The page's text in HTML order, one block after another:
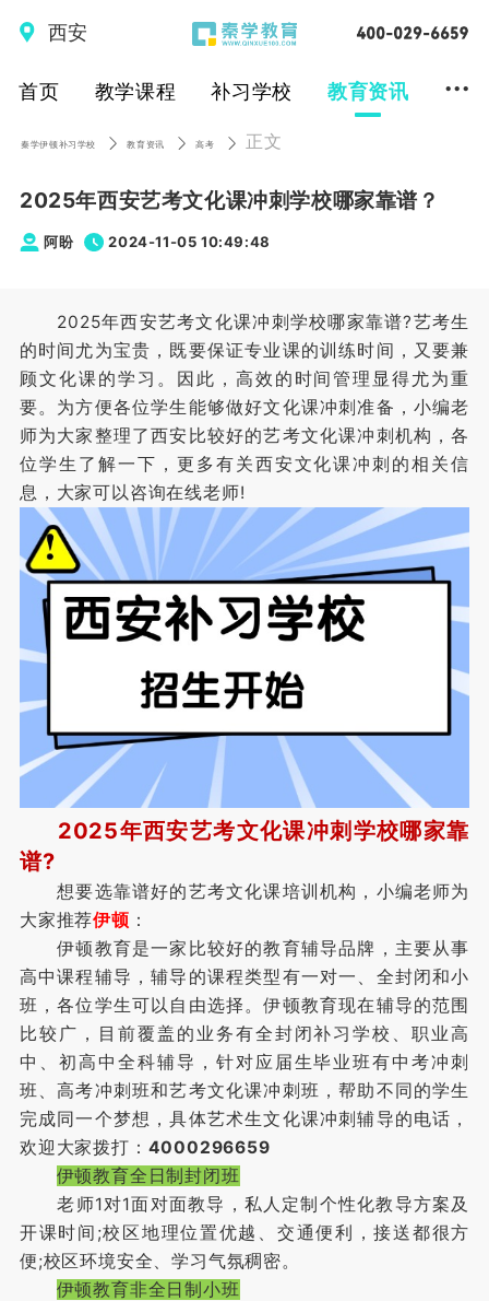
西安
首页 教学课程 补习学校 教育资讯 ...
秦学伊顿补习学校 教育资讯 高考 正文
2025年西安艺考文化课冲刺学校哪家靠谱？
阿盼 2024-11-05 10:49:48
2025年西安艺考文化课冲刺学校哪家靠谱?艺考生
的时间尤为宝贵，既要保证专业课的训练时间，又要兼
顾文化课的学习。因此，高效的时间管理显得尤为重
要。为方便各位学生能够做好文化课冲刺准备，小编老
师为大家整理了西安比较好的艺考文化课冲刺机构，各
位学生了解一下，更多有关西安文化课冲刺的相关信
息，大家可以咨询在线老师!
2025年西安艺考文化课冲刺学校哪家靠
谱?
想要选靠谱好的艺考文化课培训机构，小编老师为
大家推荐伊顿 ：
伊顿教育是一家比较好的教育辅导品牌，主要从事
高中课程辅导，辅导的课程类型有一对一、全封闭和小
班，各位学生可以自由选择。伊顿教育现在辅导的范围
比较广，目前覆盖的业务有全封闭补习学校、职业高
中、初高中全科辅导，针对应届生毕业班有中考冲刺
班、高考冲刺班和艺考文化课冲刺班，帮助不同的学生
完成同一个梦想，具体艺术生文化课冲刺辅导的电话，
欢迎大家拨打： 4000296659
伊顿教育全日制封闭班
老师1对1面对面教导，私人定制个性化教导方案及
开课时间;校区地理位置优越、交通便利，接送都很方
便;校区环境安全、学习气氛稠密。
伊顿教育非全日制小班